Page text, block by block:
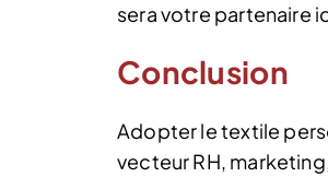
sera votre partenaire
Conclusion
Adopter le textile
vecteur RH,